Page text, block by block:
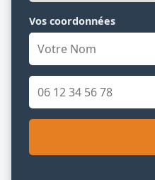
Vos coordonnées